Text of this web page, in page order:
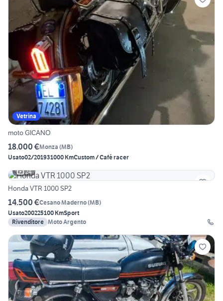
Vetrina
moto GICANO
18.000 €Monza (MB)
Usato02/201931000 KmCustom / Café racer
24
Honda VTR 1000 SP2
14.500 €Cesano Maderno(MB)
Usato200225100 KmSport
Rivenditore Moto Argento